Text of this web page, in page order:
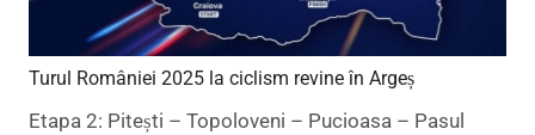
Turul României 2025 la ciclism revine în Argeș
Etapa 2: Pitești – Topoloveni – Pucioasa – Pasul